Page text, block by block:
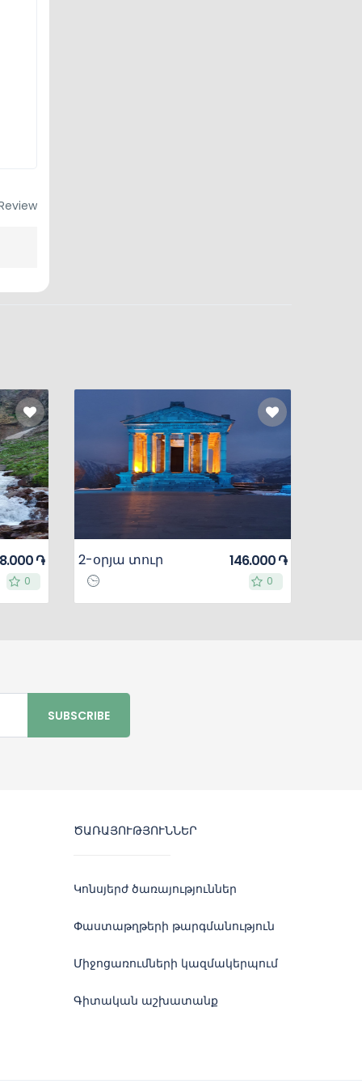
0
0
֏ 2-օրյա տուր
0
0
146.000 ֏
SUBSCRIBE
ԾԱՌԱՅՈՒԹՅՈՒՆՆԵՐ
Կոնսյերժ ծառայություններ
Փաստաթղթերի թարգմանություն
Միջոցառումների կազմակերպում
Գիտական աշխատանք